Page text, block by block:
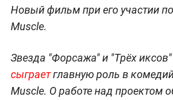
Новый фильм при его участии
Muscle.
Звезда "Форсажа" и "Трёх
сыграетглавную роль в
Muscle. О работе над проектом